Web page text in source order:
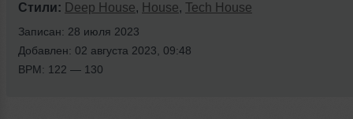
Стили: Deep House, House, Tech House
Записан: 28 июля 2023
Добавлен: 02 августа 2023, 09:48
BPM: 122 — 130